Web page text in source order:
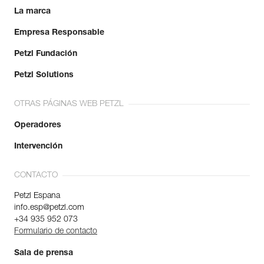
Más información
La marca
Empresa Responsable
Petzl Fundación
Petzl Solutions
OTRAS PÁGINAS WEB PETZL
Operadores
Intervención
CONTACTO
Petzl Espana
info.esp@petzl.com
+34 935 952 073
Formulario de contacto
Sala de prensa